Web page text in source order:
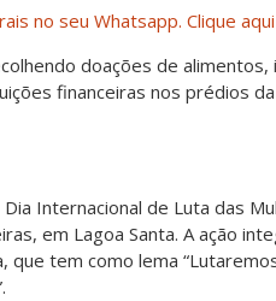
no seu Whatsapp. Clique aqui
doações de alimentos,
financeiras nos prédios
Internacional de Luta das
em Lagoa Santa. A ação
que tem como lema